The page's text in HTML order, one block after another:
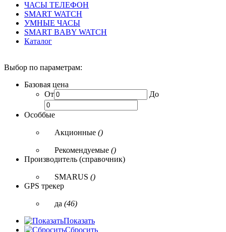
ЧАСЫ ТЕЛЕФОН
SMART WATCH
УМНЫЕ ЧАСЫ
SMART BABY WATCH
Каталог
Выбор по параметрам:
Базовая цена
От
До
Особбые
Акционные ()
Рекомендуемые ()
Производитель (справочник)
SMARUS ()
GPS трекер
да (46)
Показать
Сбросить